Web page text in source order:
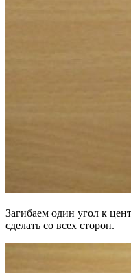
Загибаем один угол к
сделать со всех сторон.